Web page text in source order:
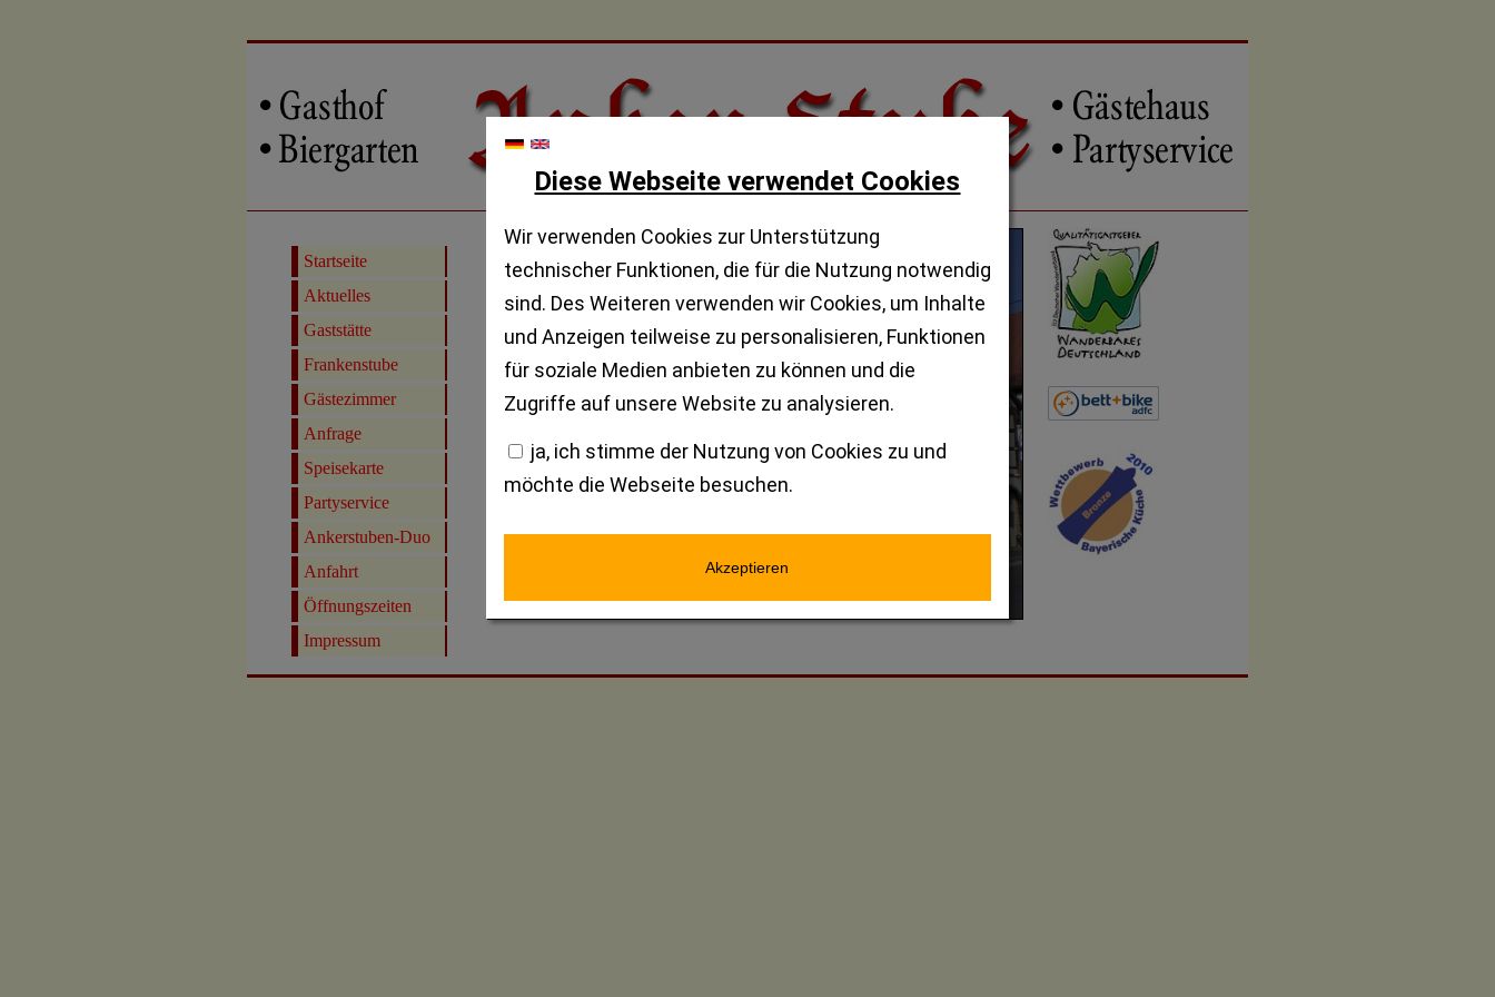
Startseite
Aktuelles
Gaststätte
Frankenstube
Gästezimmer
Anfrage
Speisekarte
Partyservice
Ankerstuben-Duo
Anfahrt
Öffnungszeiten
Impressum
Diese Webseite verwendet Cookies
Wir verwenden Cookies zur Unterstützung
technischer Funktionen, die für die Nutzung notwendig
sind. Des Weiteren verwenden wir Cookies, um Inhalte
und Anzeigen teilweise zu personalisieren, Funktionen
für soziale Medien anbieten zu können und die
Zugriffe auf unsere Website zu analysieren.
ja, ich stimme der Nutzung von Cookies zu und
möchte die Webseite besuchen.
Akzeptieren